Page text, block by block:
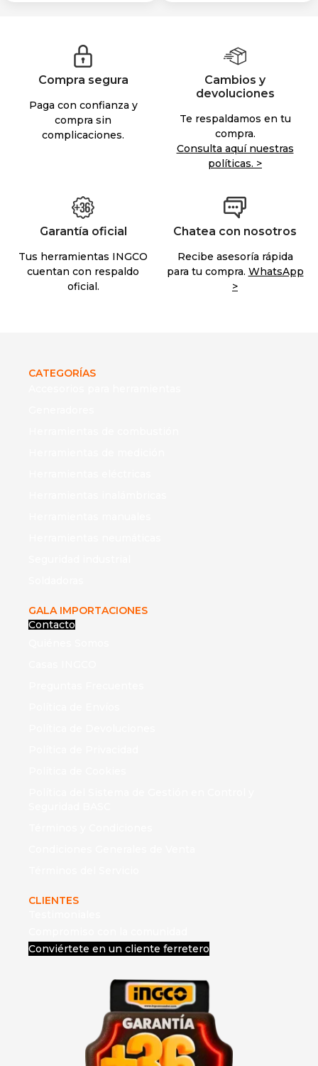
Compra segura
Paga con confianza y
compra sin
complicaciones.
Cambios y
devoluciones
Te respaldamos en tu
compra.
Consulta aquí nuestras
políticas. >
Garantía oficial
Tus herramientas INGCO
cuentan con respaldo
oficial.
Chatea con nosotros
Recibe asesoría rápida
para tu compra. WhatsApp
>
CATEGORÍAS
GALA IMPORTACIONES
Contacto
CLIENTES
Conviértete en un cliente ferretero